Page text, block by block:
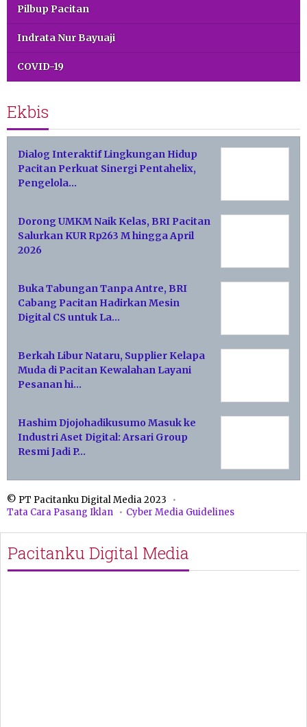
Pilbup Pacitan
Indrata Nur Bayuaji
COVID-19
Ekbis
Dialog Interaktif Lingkungan Hidup
Pacitan Perkuat Sinergi Pentahelix,
Pengelola…
Dorong UMKM Naik Kelas, BRI Pacitan
Salurkan KUR Rp263 M hingga April
2026
Buka Tabungan Tanpa Antre, BRI
Cabang Pacitan Hadirkan Mesin
Digital CS untuk La…
Berkah Libur Nataru, Supplier Kelapa
Muda di Pacitan Kewalahan Layani
Pesanan hi…
Hashim Djojohadikusumo Masuk ke
Industri Aset Digital: Arsari Group
Resmi Jadi P…
© PT Pacitanku Digital Media 2023
Tata Cara Pasang Iklan
Cyber Media Guidelines
Pacitanku Digital Media